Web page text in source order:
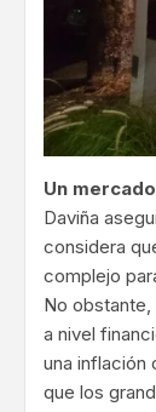
Un
Daviña
considera
complejo
No obstante,
a nivel
una inflación
que los